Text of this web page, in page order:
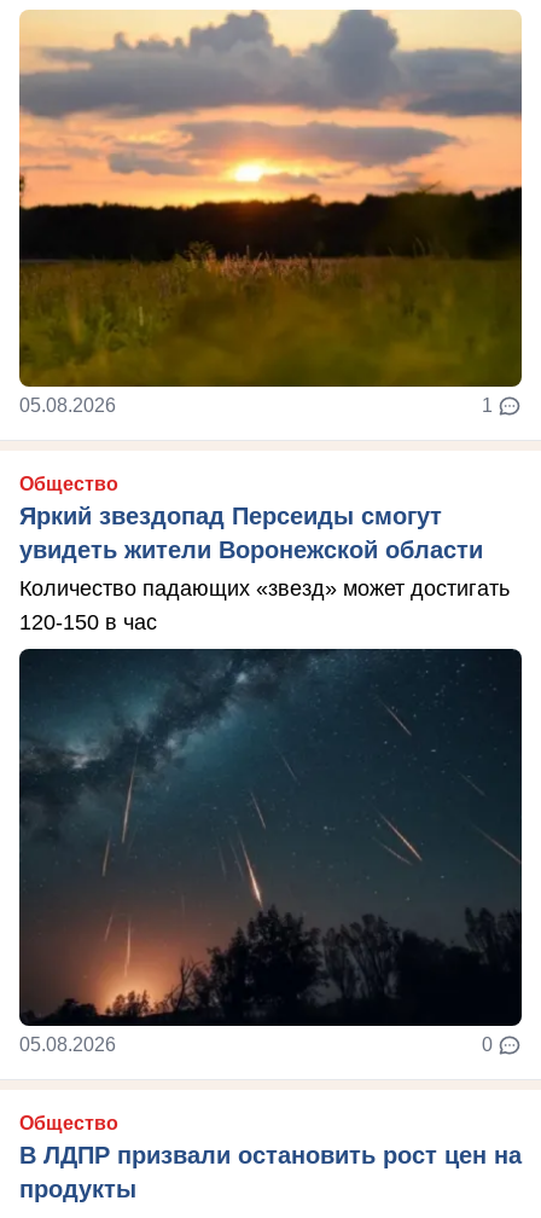
05.08.2026 1
Общество
Яркий звездопад Персеиды смогут
увидеть жители Воронежской области
Количество падающих «звезд» может достигать
120-150 в час
05.08.2026 0
Общество
В ЛДПР призвали остановить рост цен на
продукты